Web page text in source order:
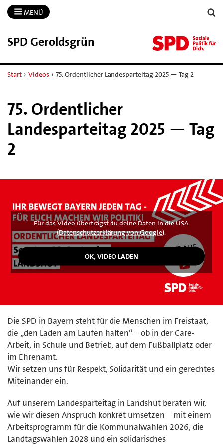
MENÜ
SPD Geroldsgrün
Start › Videos › 75. Ordentlicher Landesparteitag 2025 — Tag 2
75. Ordentlicher
Landesparteitag 2025 — Tag
2
Für das Video überträgst du deine Daten in die USA
(Datenschutzerklärung von Google).
Die SPD in Bayern steht für die Menschen im Freistaat,
die „den Laden am Laufen halten“ – ob in der Care-
Arbeit, in Schule und Betrieb, auf dem Fußballplatz oder
im Ehrenamt.
Wir setzen uns für Respekt, Solidarität und ein gerechtes
Miteinander ein.
Auf unserem Landesparteitag in Landshut beraten wir,
wie wir diesen Anspruch konkret umsetzen – mit einem
Arbeitsprogramm für die Kommunalwahlen 2026, die
Landtagswahlen 2028 und ein solidarisches